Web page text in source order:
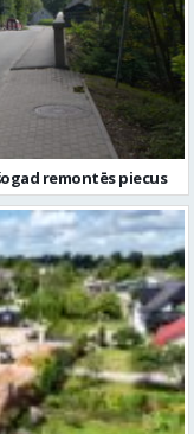
remontēs piecus